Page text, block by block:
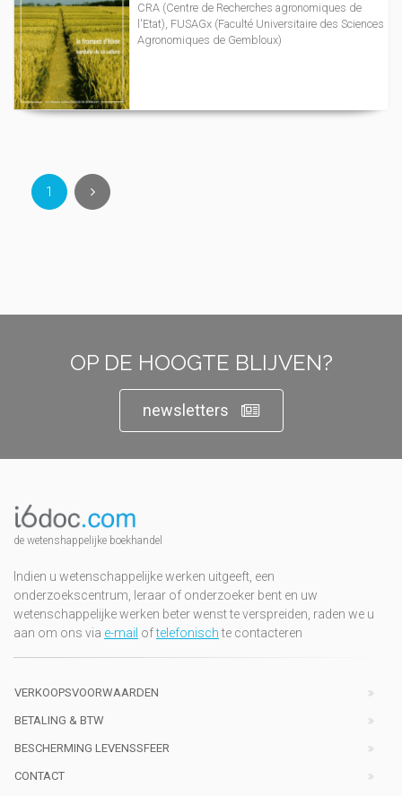
CRA (Centre de Recherches agronomiques de
l'Etat), FUSAGx (Faculté Universitaire des Sciences
Agronomiques de Gembloux)
1
OP DE HOOGTE BLIJVEN?
newsletters
de wetenshappelijke boekhandel
Indien u wetenschappelijke werken uitgeeft, een
onderzoekscentrum, leraar of onderzoeker bent en uw
wetenschappelijke werken beter wenst te verspreiden, raden we u
aan om ons via e-mail oftelefonischte contacteren
VERKOOPSVOORWAARDEN
BETALING & BTW
BESCHERMING LEVENSSFEER
CONTACT